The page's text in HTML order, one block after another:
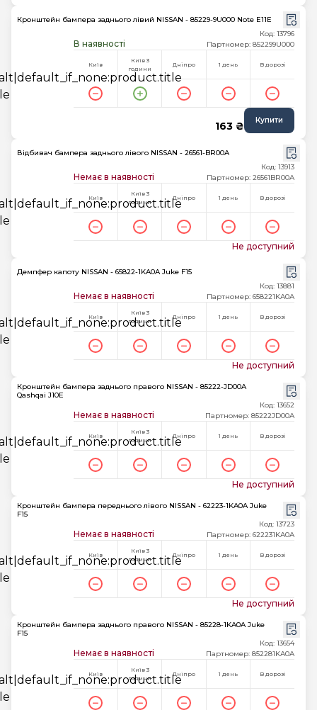
Кронштейн бампера заднього лівий NISSAN - 85229-9U000 Note E11E
В наявності
Код: 13796
Партномер: 852299U000
Київ
Київ 3
години
Дніпро 1 день В дорозі
163 ₴ Купити
Відбивач бампера заднього лівого NISSAN - 26561-BR00A
Немає в наявності
Код: 13913
Партномер: 26561BR00A
Київ
Київ 3
години
Дніпро 1 день В дорозі
Не доступний
Демпфер капоту NISSAN - 65822-1KA0A Juke F15
Немає в наявності
Код: 13881
Партномер: 658221KA0A
Київ
Київ 3
години
Дніпро 1 день В дорозі
Не доступний
Кронштейн бампера заднього правого NISSAN - 85222-JD00A
Qashqai J10E
Немає в наявності
Код: 13652
Партномер: 85222JD00A
Київ
Київ 3
години
Дніпро 1 день В дорозі
Не доступний
Кронштейн бампера переднього лівого NISSAN - 62223-1KA0A Juke
F15
Немає в наявності
Код: 13723
Партномер: 622231KA0A
Київ
Київ 3
години
Дніпро 1 день В дорозі
Не доступний
Кронштейн бампера заднього правого NISSAN - 85228-1KA0A Juke
F15
Немає в наявності
Код: 13654
Партномер: 852281KA0A
Київ
Київ 3
години
Дніпро 1 день В дорозі